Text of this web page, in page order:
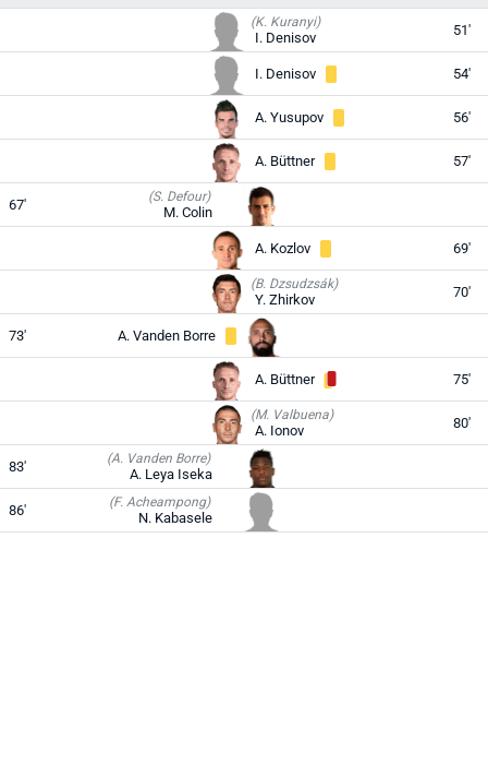
(K. Kuranyi)
I. Denisov 51'
I. Denisov 54'
A. Yusupov 56'
A. Büttner 57'
67' (S. Defour)
M. Colin
A. Kozlov 69'
(B. Dzsudzsák)
Y. Zhirkov 70'
73' A. Vanden Borre
A. Büttner 75'
(M. Valbuena)
A. Ionov 80'
83' (A. Vanden Borre)
A. Leya Iseka
86' (F. Acheampong)
N. Kabasele